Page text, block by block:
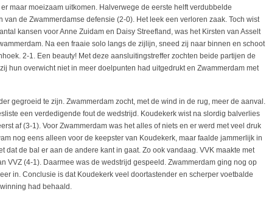
maar moeizaam uitkomen. Halverwege de eerste helft verdubbelde
van de Zwammerdamse defensie (2-0). Het leek een verloren zaak. Toch wist
kansen voor Anne Zuidam en Daisy Streefland, was het Kirsten van Asselt
Na een fraaie solo langs de zijlijn, sneed zij naar binnen en schoot
2-1. Een beauty! Met deze aansluitingstreffer zochten beide partijen de
hun overwicht niet in meer doelpunten had uitgedrukt en Zwammerdam met
gegroeid te zijn. Zwammerdam zocht, met de wind in de rug, meer de aanval.
een verdedigende fout de wedstrijd. Koudekerk wist na slordig balverlies
af (3-1). Voor Zwammerdam was het alles of niets en er werd met veel druk
nog eens alleen voor de keepster van Koudekerk, maar faalde jammerlijk in
dat de bal er aan de andere kant in gaat. Zo ook vandaag. VVK maakte met
VVZ (4-1). Daarmee was de wedstrijd gespeeld. Zwammerdam ging nog op
in. Conclusie is dat Koudekerk veel doortastender en scherper voetbalde
had behaald.